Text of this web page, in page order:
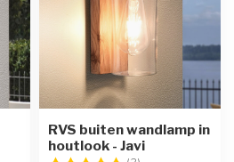
RVS buiten wandlamp in
houtlook - Javi